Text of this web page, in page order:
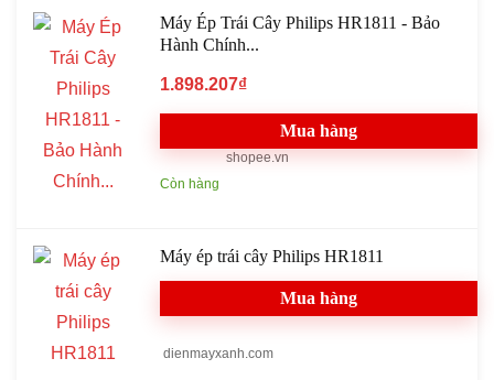
Máy Ép Trái Cây Philips HR1811 - Bảo
Hành Chính...
1.898.207₫
Mua hàng
shopee.vn
Còn hàng
Máy ép trái cây Philips HR1811
Mua hàng
dienmayxanh.com